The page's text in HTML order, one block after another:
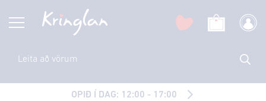
OPIÐ Í DAG: 12:00 - 17:00